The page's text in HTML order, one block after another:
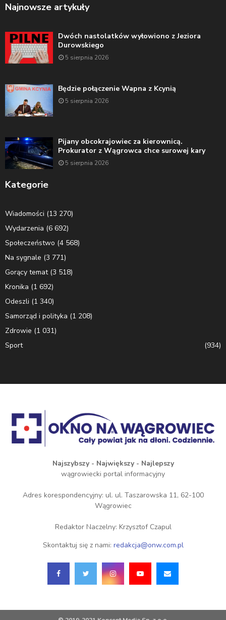
Najnowsze artykuły
Dwóch nastolatków wyłowiono z Jeziora
Durowskiego
5 sierpnia 2026
Będzie połączenie Wapna z Kcynią
5 sierpnia 2026
Pijany obcokrajowiec za kierownicą.
Prokurator z Wągrowca chce surowej kary
5 sierpnia 2026
Kategorie
Wiadomości (13 270)
Wydarzenia (6 692)
Społeczeństwo (4 568)
Na sygnale (3 771)
Gorący temat(3 518)
Kronika (1 692)
Odeszli (1 340)
Samorząd i polityka (1 208)
Zdrowie (1 031)
Sport
(934)
Najszybszy - Największy - Najlepszy
wągrowiecki portal informacyjny
Adres korespondencyjny: ul. ul. Taszarowska 11, 62-100
Wągrowiec
Redaktor Naczelny: Krzysztof Czapul
Skontaktuj się z nami: redakcja@onw.com.pl